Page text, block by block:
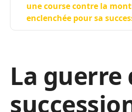
une course contre la
enclenchée pour sa
La guerre